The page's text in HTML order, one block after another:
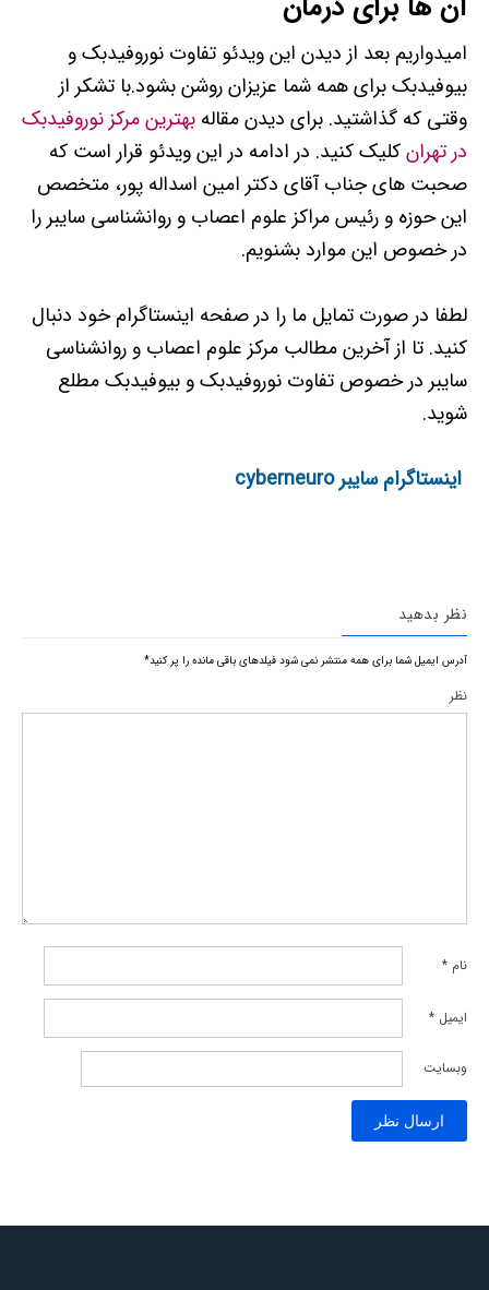
امیدواریم بعد از دیدن این ویدئو تفاوت نوروفیدبک و
بیوفیدبک برای همه شما عزیزان روشن بشود.با تشکر از
وقتی که گذاشتید. برای دیدن مقاله بهترین مرکز نوروفیدبک
در تهرانکلیک کنید. در ادامه در این ویدئو قرار است که
صحبت های جناب آقای دکتر امین اسداله پور، متخصص
این حوزه و رئیس مراکز علوم اعصاب و روانشناسی سایبر را
در خصوص این موارد بشنویم.
لطفا در صورت تمایل ما را در صفحه اینستاگرام خود دنبال
کنید. تا از آخرین مطالب مرکز علوم اعصاب و روانشناسی
سایبر در خصوص تفاوت نوروفیدبک و بیوفیدبک مطلع
شوید.
اینستاگرام سایبر cyberneuro
نظر بدهید
آدرس ایمیل شما برای همه منتشر نمی شود فیلدهای باقی مانده را پر کنید*
نظر
نام *
ایمیل *
وبسایت